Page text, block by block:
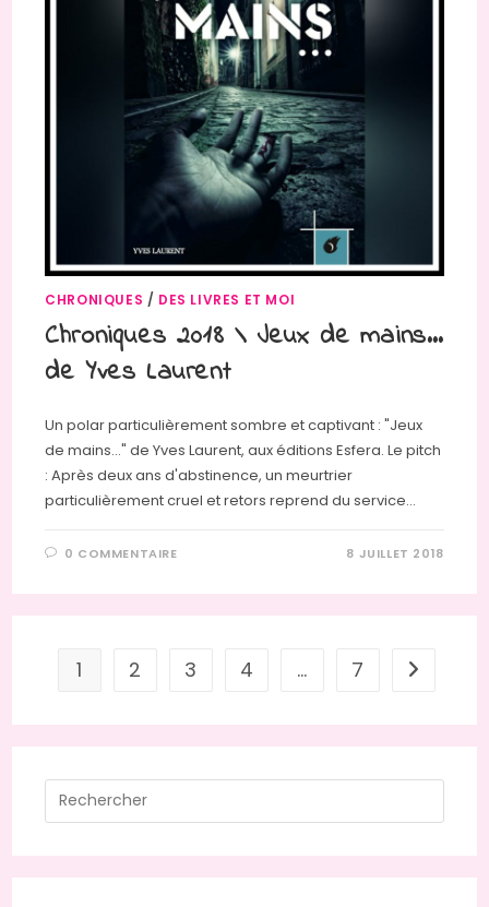
CHRONIQUES / DES LIVRES ET MOI
Chroniques 2018 \ Jeux de mains…
de Yves Laurent
Un polar particulièrement sombre et captivant : "Jeux
de mains..." de Yves Laurent, aux éditions Esfera. Le pitch
: Après deux ans d'abstinence, un meurtrier
particulièrement cruel et retors reprend du service…
0 COMMENTAIRE 8 JUILLET 2018
1 2 3 4 … 7 Aller à la